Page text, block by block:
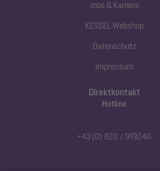
Direktkontakt
Hotline
+43 (0) 820 / 919240
Jobs & Karriere
KESSEL Webshop
Datenschutz
Impressum